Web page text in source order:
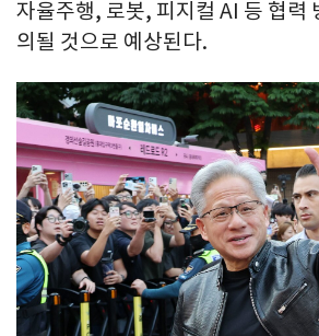
자율주행, 로봇, 피지컬 AI 등 협력
의될 것으로 예상된다.